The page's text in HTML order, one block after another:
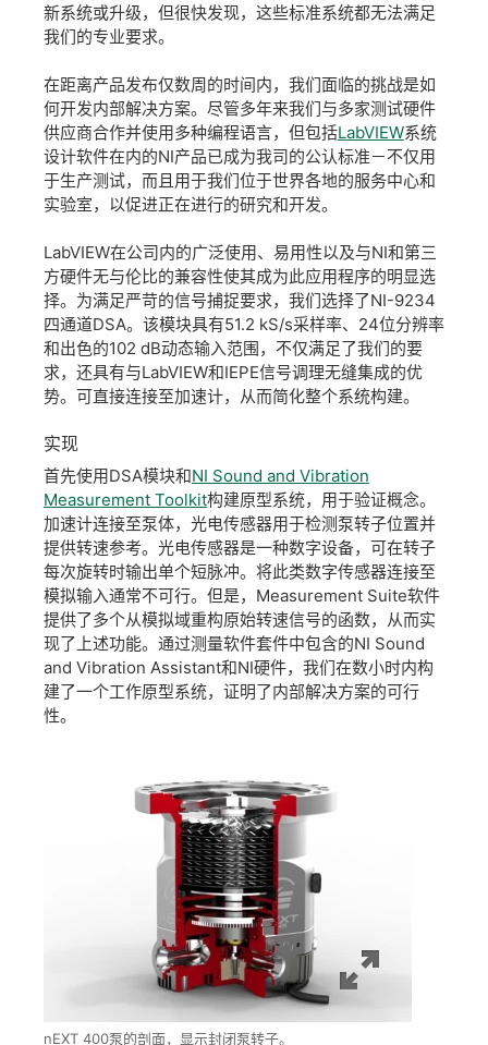
新系统或升级，但很快发现，这些标准系统都无法满足
我们的专业要求。
在距离产品发布仅数周的时间内，我们面临的挑战是如
何开发内部解决方案。尽管多年来我们与多家测试硬件
供应商合作并使用多种编程语言，但包括LabVIEW系统
设计软件在内的NI产品已成为我司的公认标准－不仅用
于生产测试，而且用于我们位于世界各地的服务中心和
实验室，以促进正在进行的研究和开发。
LabVIEW在公司内的广泛使用、易用性以及与NI和第三
方硬件无与伦比的兼容性使其成为此应用程序的明显选
择。为满足严苛的信号捕捉要求，我们选择了NI-9234
四通道DSA。该模块具有51.2 kS/s采样率、24位分辨率
和出色的102 dB动态输入范围，不仅满足了我们的要
求，还具有与LabVIEW和IEPE信号调理无缝集成的优
势。可直接连接至加速计，从而简化整个系统构建。
实现
首先使用DSA模块和NI Sound and Vibration
Measurement Toolkit构建原型系统，用于验证概念。
加速计连接至泵体，光电传感器用于检测泵转子位置并
提供转速参考。光电传感器是一种数字设备，可在转子
每次旋转时输出单个短脉冲。将此类数字传感器连接至
模拟输入通常不可行。但是，Measurement Suite软件
提供了多个从模拟域重构原始转速信号的函数，从而实
现了上述功能。通过测量软件套件中包含的NI Sound
and Vibration Assistant和NI硬件，我们在数小时内构
建了一个工作原型系统，证明了内部解决方案的可行
性。
nEXT 400泵的剖面，显示封闭泵转子。